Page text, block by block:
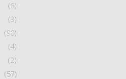
(6)
(3)
(90)
(4)
(2)
(57)